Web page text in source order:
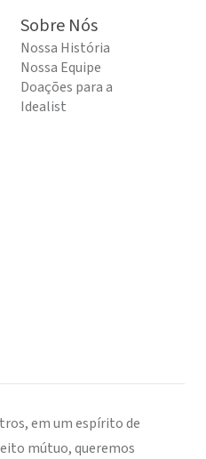
Sobre Nós
Nossa História
Nossa Equipe
Doações para a
Idealist
em um espírito de
mútuo, queremos